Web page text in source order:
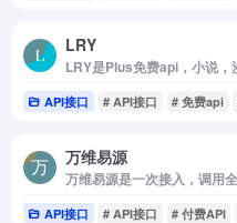
LRY
LRY是Plus免费api，小说，
API接口 # API接口 # 免费api
万维易源
万维易源是一次接入，调用
API接口 # API接口 # 付费API